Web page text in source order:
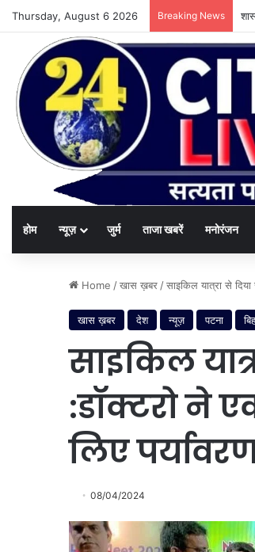
Thursday, August 6 2026 Breaking News
होम न्यूज़ जुर्म ताजा खबरें मनोरंजन
Home /खास ख़बर/साइकिल यात्रा से
खास ख़बर देश न्यूज़ पटना
साइकिल
:डॉक्टरो ने
लिए
08/04/2024